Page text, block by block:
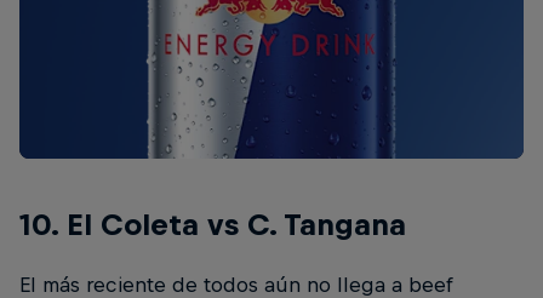
10. El Coleta vs C. Tangana
El más reciente de todos aún no llega a beef